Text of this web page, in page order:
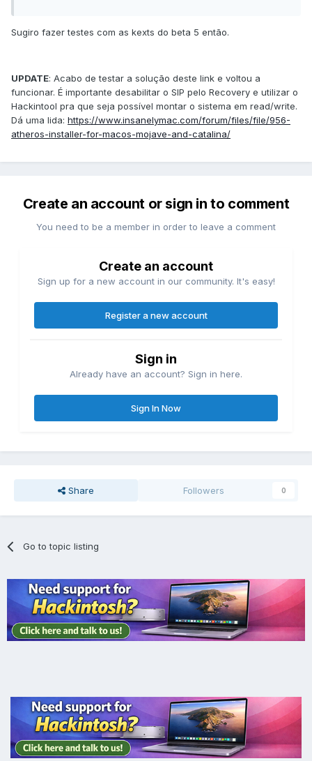
Sugiro fazer testes com as kexts do beta 5 então.
UPDATE: Acabo de testar a solução deste link e voltou a
funcionar. É importante desabilitar o SIP pelo Recovery e utilizar o
Hackintool pra que seja possível montar o sistema em read/write.
Dá uma lida: https://www.insanelymac.com/forum/files/file/956-
atheros-installer-for-macos-mojave-and-catalina/
Create an account or sign in to comment
You need to be a member in order to leave a comment
Create an account
Sign up for a new account in our community. It's easy!
Register a new account
Sign in
Already have an account? Sign in here.
Sign In Now
Share Followers 0
Go to topic listing